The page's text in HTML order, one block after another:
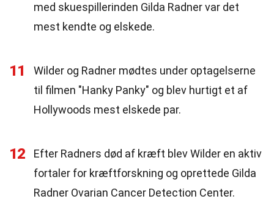
med skuespillerinden Gilda Radner var det
mest kendte og elskede.
11
Wilder og Radner mødtes under optagelserne
til filmen "Hanky Panky" og blev hurtigt et af
Hollywoods mest elskede par.
12
Efter Radners død af kræft blev Wilder en aktiv
fortaler for kræftforskning og oprettede Gilda
Radner Ovarian Cancer Detection Center.